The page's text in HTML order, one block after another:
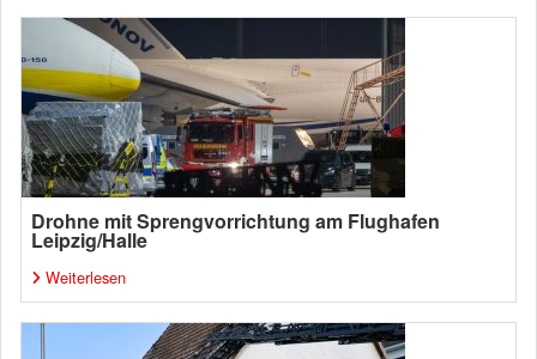
Drohne mit Sprengvorrichtung am Flughafen
Leipzig/Halle
Weiterlesen